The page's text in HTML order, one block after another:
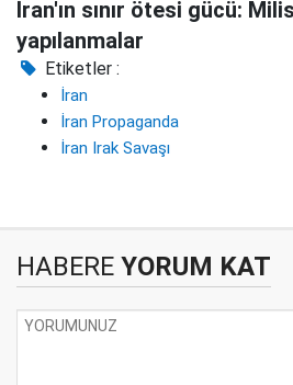
İran'ın sınır ötesi gücü:
yapılanmalar
Etiketler :
İran
İran Propaganda
İran Irak Savaşı
HABERE YORUM KAT